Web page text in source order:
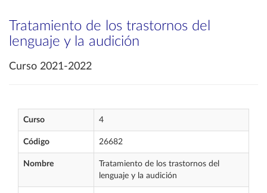
Tratamiento de los trastornos del
lenguaje y la audición
Curso 2021-2022
Curso 4
Código 26682
Nombre
Tratamiento de los trastornos del
lenguaje y la audición